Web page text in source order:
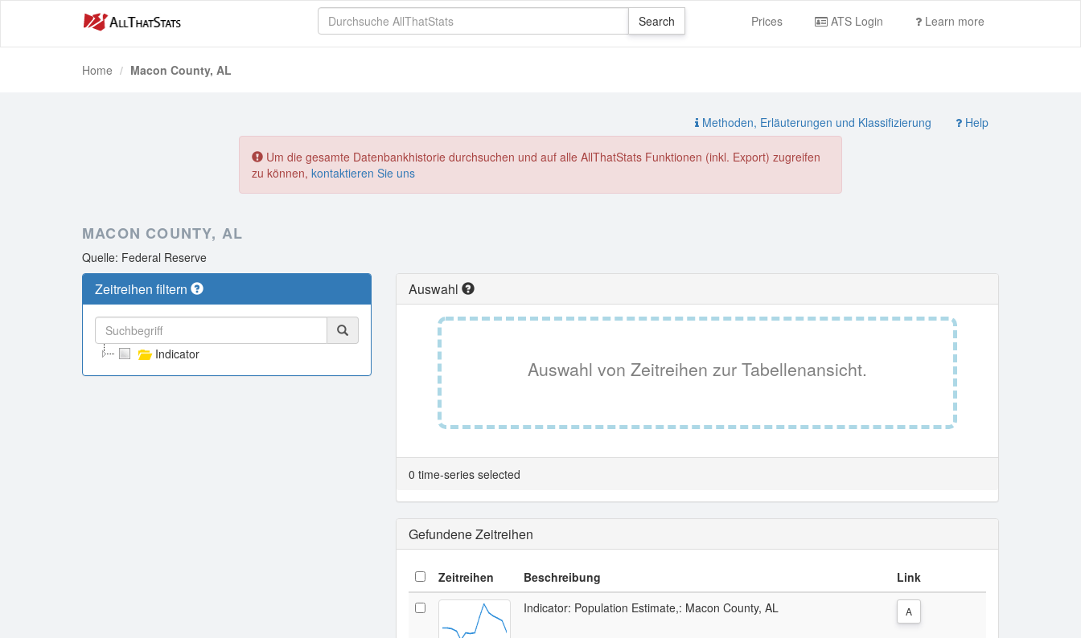
Prices ATS Login Learn more
Home Macon County, AL
Methoden, Erläuterungen und Klassifizierung Help
Um die gesamte Datenbankhistorie durchsuchen und auf alle AllThatStats Funktionen (inkl. Export) zugreifen
zu können, kontaktieren Sie uns
MACON COUNTY, AL
Quelle: Federal Reserve
Zeitreihen filtern
Indicator
Auswahl
Auswahl von Zeitreihen zur Tabellenansicht.
0 time-series selected
Gefundene Zeitreihen
Zeitreihen Beschreibung Link
Indicator: Population Estimate,: Macon County, AL A